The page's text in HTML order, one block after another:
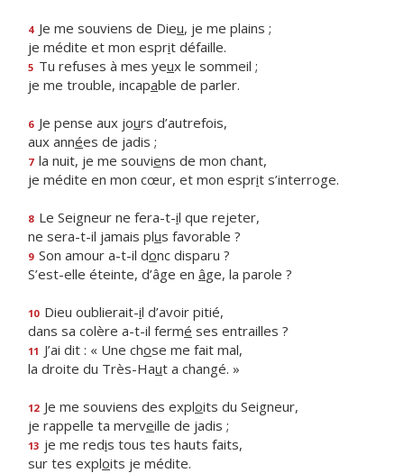
4 Je me souviens de Dieu, je me plains ;
je médite et mon esprit défaille.
5 Tu refuses à mes yeux le sommeil ;
je me trouble, incapable de parler.
6 Je pense aux jours d’autrefois,
aux années de jadis ;
7 la nuit, je me souviens de mon chant,
je médite en mon cœur, et mon esprit s’interroge.
8 Le Seigneur ne fera-t-il que rejeter,
ne sera-t-il jamais plus favorable ?
9 Son amour a-t-il donc disparu ?
S’est-elle éteinte, d’âge en âge, la parole ?
10 Dieu oublierait-il d’avoir pitié,
dans sa colère a-t-il fermé ses entrailles ?
11 J’ai dit : « Une chose me fait mal,
la droite du Très-Haut a changé. »
12 Je me souviens des exploits du Seigneur,
je rappelle ta merveille de jadis ;
13 je me redis tous tes hauts faits,
sur tes exploits je médite.